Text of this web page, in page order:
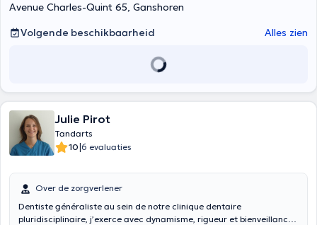
Avenue Charles-Quint 65, Ganshoren
Volgende beschikbaarheid
Alles zien
Julie Pirot
Tandarts
10|6 evaluaties
Over de zorgverlener
Dentiste généraliste au sein de notre clinique dentaire
pluridisciplinaire, j’exerce avec dynamisme, rigueur et bienveillance.